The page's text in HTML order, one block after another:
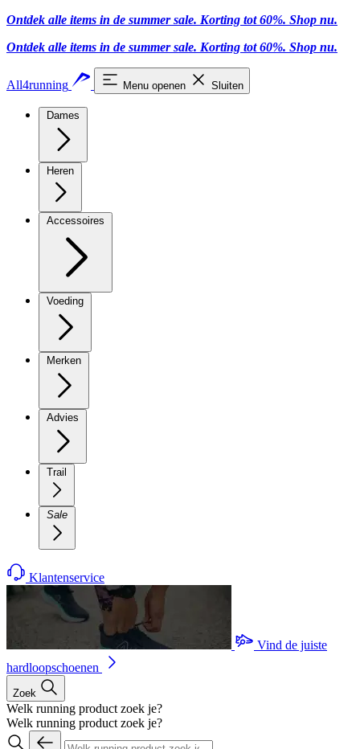
Ontdek alle items in de summer sale. Korting tot 60%. Shop nu.
Ontdek alle items in de summer sale. Korting tot 60%. Shop nu.
All4running Menu openen Sluiten
Dames
Heren
Accessoires
Voeding
Merken
Advies
Trail
Sale
Klantenservice
Vind de juiste
hardloopschoenen
Zoek
Welk running product zoek je?
Welk running product zoek je?